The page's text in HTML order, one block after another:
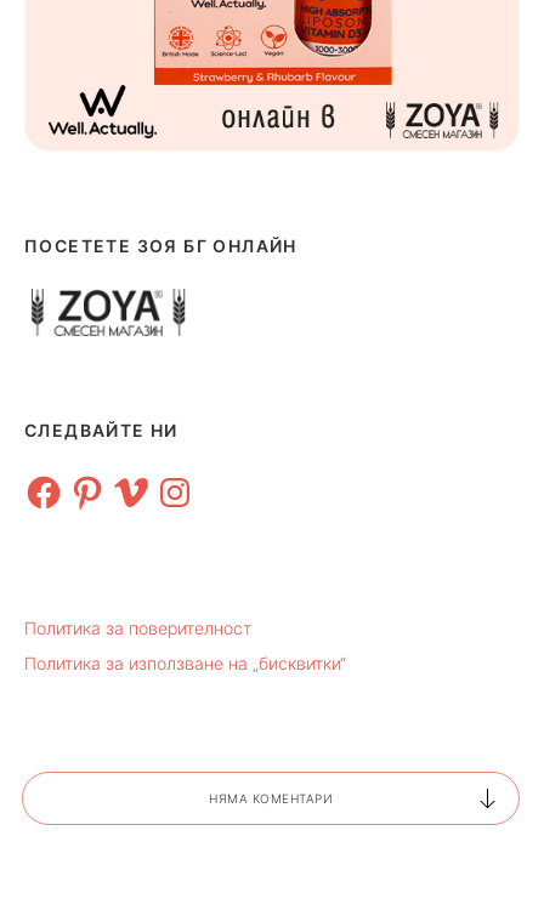
ПОСЕТЕТЕ ЗОЯ БГ ОНЛАЙН
СЛЕДВАЙТЕ НИ
FacebookPinterest
Vimeo Instagram
Политика за поверителност
Политика за използване на „бисквитки“
НЯМА КОМЕНТАРИ